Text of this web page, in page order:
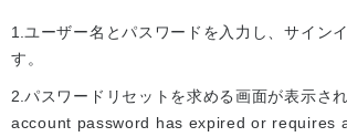
ユーザー名とパスワードを入力し、サイン
す。
パスワードリセットを求める画面が表示さ
account password has expired or requires a